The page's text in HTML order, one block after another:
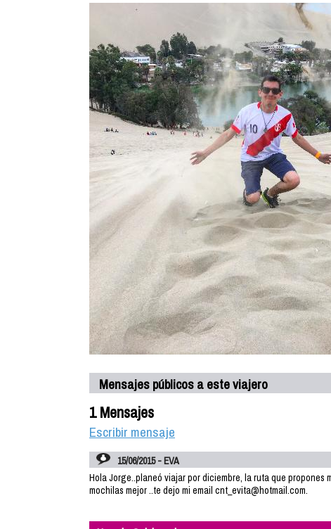
Mensajes públicos a este viajero
1 Mensajes
Escribir mensaje
15/06/2015 - EVA
Hola Jorge..planeó viajar por diciembre, la ruta que propones
mochilas mejor ..te dejo mi email cnt_evita@hotmail.com.